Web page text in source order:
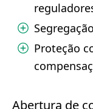
Proteção
Abertura de